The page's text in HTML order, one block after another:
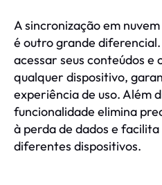
A sincronização em
é outro grande
acessar seus conteúdos e
qualquer dispositivo,
experiência de uso. Além
funcionalidade elimina
à perda de dados e
diferentes dispositivos.